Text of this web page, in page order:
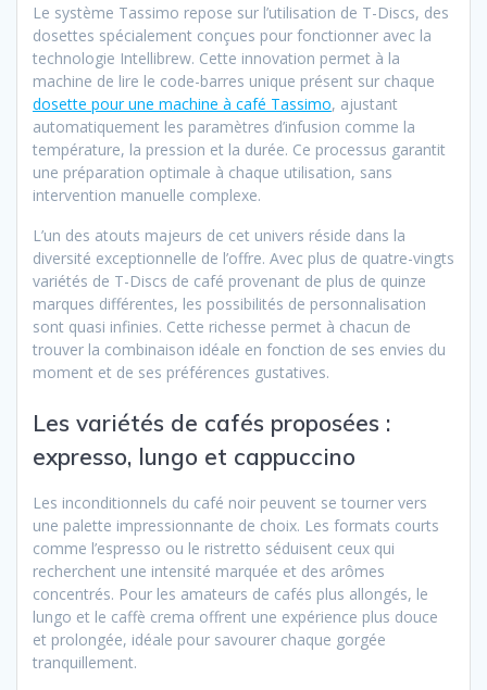
Le système Tassimo repose sur l’utilisation de T-Discs, des
dosettes spécialement conçues pour fonctionner avec la
technologie Intellibrew. Cette innovation permet à la
machine de lire le code-barres unique présent sur chaque
dosette pour une machine à café Tassimo, ajustant
automatiquement les paramètres d’infusion comme la
température, la pression et la durée. Ce processus garantit
une préparation optimale à chaque utilisation, sans
intervention manuelle complexe.
L’un des atouts majeurs de cet univers réside dans la
diversité exceptionnelle de l’offre. Avec plus de quatre-vingts
variétés de T-Discs de café provenant de plus de quinze
marques différentes, les possibilités de personnalisation
sont quasi infinies. Cette richesse permet à chacun de
trouver la combinaison idéale en fonction de ses envies du
moment et de ses préférences gustatives.
Les variétés de cafés proposées :
expresso, lungo et cappuccino
Les inconditionnels du café noir peuvent se tourner vers
une palette impressionnante de choix. Les formats courts
comme l’espresso ou le ristretto séduisent ceux qui
recherchent une intensité marquée et des arômes
concentrés. Pour les amateurs de cafés plus allongés, le
lungo et le caffè crema offrent une expérience plus douce
et prolongée, idéale pour savourer chaque gorgée
tranquillement.